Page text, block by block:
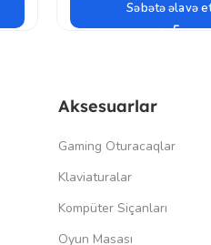
Səbətə əlavə
Aksesuarlar
Gaming Oturacaqlar
Klaviaturalar
Kompüter Siçanları
Oyun Masası